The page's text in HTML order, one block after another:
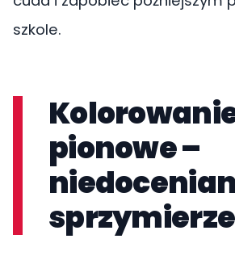
szkole.
pionowe –